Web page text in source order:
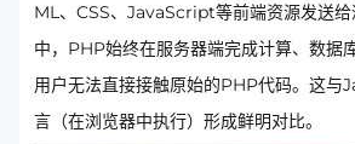
ML、CSS、JavaScript等前端资源发送
中，PHP始终在服务器端完成计算、数据
用户无法直接接触原始的PHP代码。这
言（在浏览器中执行）形成鲜明对比。